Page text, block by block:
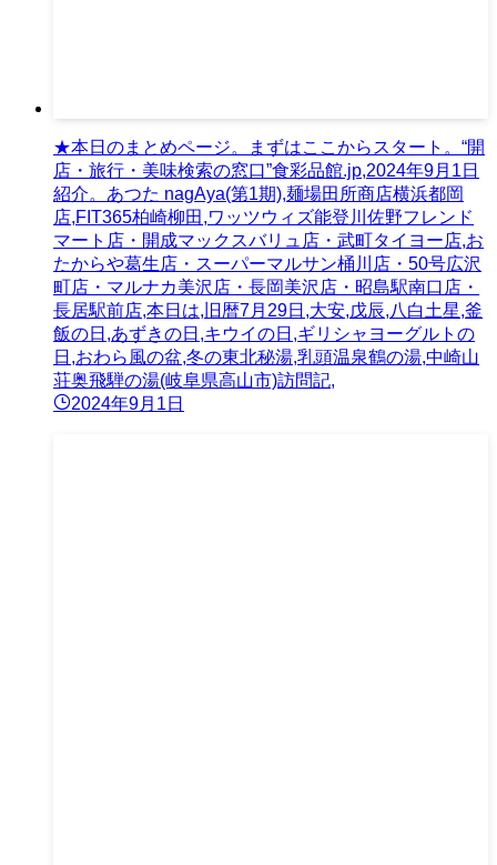
★本日のまとめページ。まずはここからスタート。“開
店・旅行・美味検索の窓口”食彩品館.jp,2024年9月1日
紹介。あつた nagAya(第1期),麺場田所商店横浜都岡
店,FIT365柏崎柳田,ワッツウィズ能登川佐野フレンド
マート店・開成マックスバリュ店・武町タイヨー店,お
たからや葛生店・スーパーマルサン桶川店・50号広沢
町店・マルナカ美沢店・長岡美沢店・昭島駅南口店・
長居駅前店,本日は,旧暦7月29日,大安,戊辰,八白土星,釜
飯の日,あずきの日,キウイの日,ギリシャヨーグルトの
日,おわら風の盆,冬の東北秘湯,乳頭温泉鶴の湯,中崎山
荘奥飛騨の湯(岐阜県高山市)訪問記,
2024年9月1日